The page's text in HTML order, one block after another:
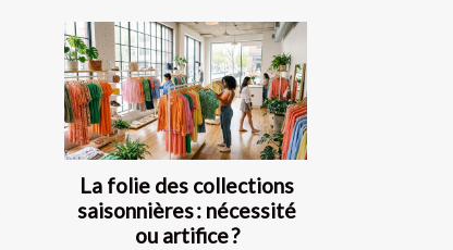
La folie des collections
saisonnières : nécessité
ou artifice ?